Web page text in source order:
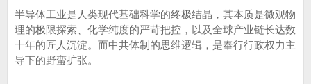
半导体工业是人类现代基础科学的终极结晶，其本质是微观物
理的极限探索、化学纯度的严苛把控，以及全球产业链长达数
十年的匠人沉淀。而中共体制的思维逻辑，是奉行行政权力主
导下的野蛮扩张。